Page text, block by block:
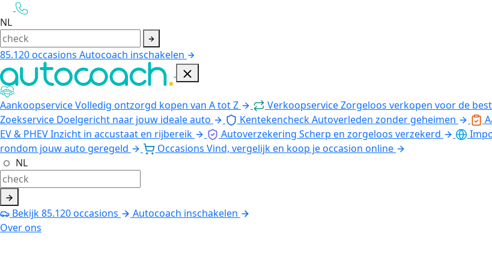
NL
85.120occasions Autocoach inschakelen
AankoopserviceVolledig ontzorgd kopen van A tot Z VerkoopserviceZorgeloos verkopen voor de
Zoekservice Doelgericht naar jouw ideale auto KentekencheckAutoverleden zonder geheimen
EV & PHEVInzicht in accustaat en rijbereik Autoverzekering Scherp en zorgeloos verzekerd
rondom jouw auto geregeld
Occasions Vind, vergelijk en koop je occasion online
NL
Bekijk85.120occasions
Autocoach inschakelen
Over ons